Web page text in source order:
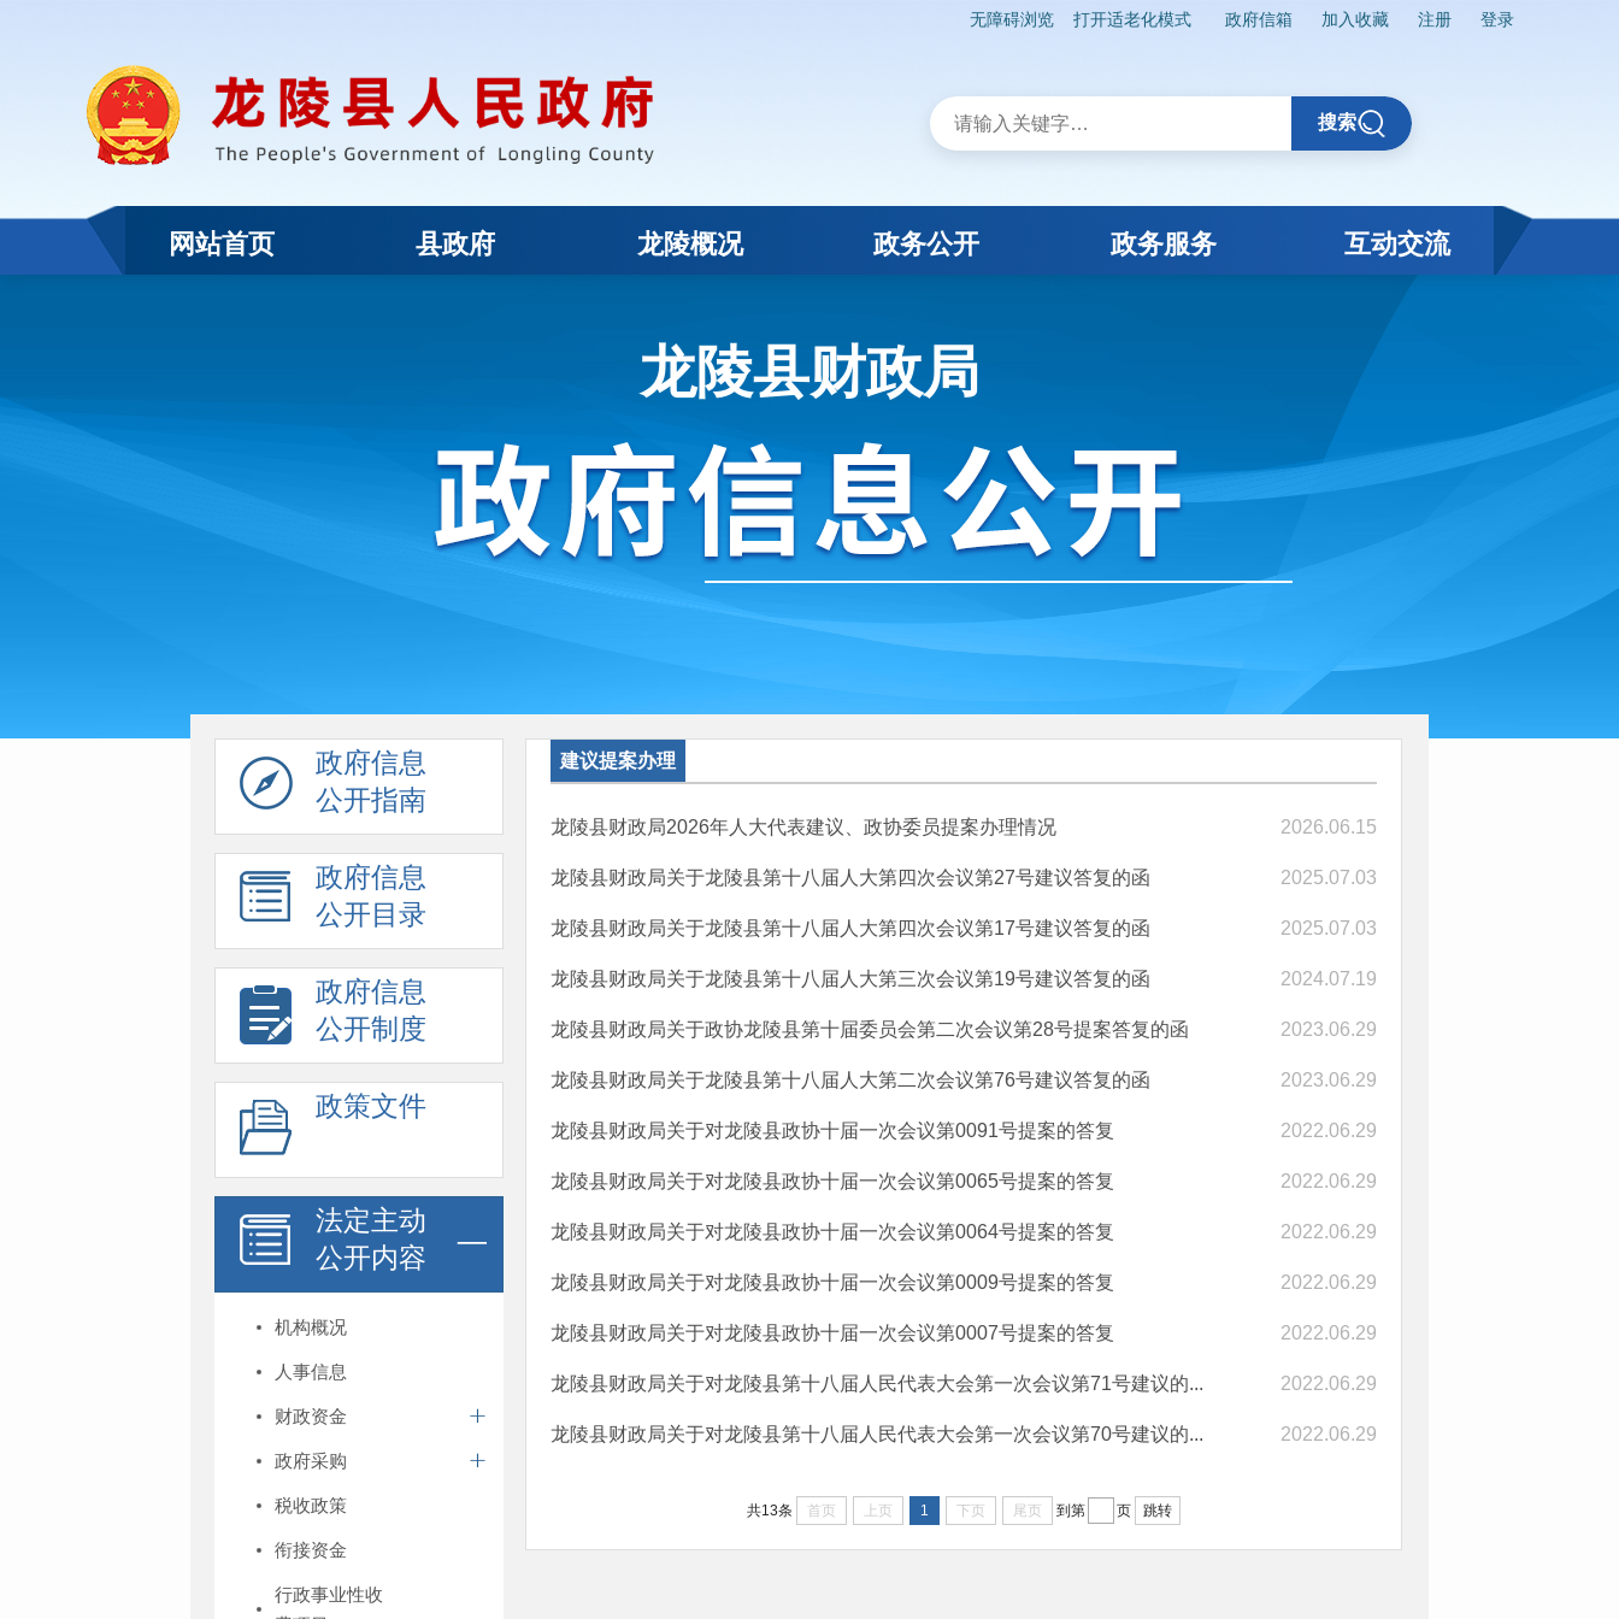
无障碍浏览 打开适老化模式 政府信箱 加入收藏 注册 登录
搜索
网站首页 县政府 龙陵概况 政务公开 政务服务 互动交流
龙陵县财政局
政府信息
公开指南
政府信息
公开目录
政府信息
公开制度
政策文件
法定主动
公开内容
机构概况
人事信息
财政资金
政府采购
税收政策
衔接资金
行政事业性收
建议提案办理
龙陵县财政局2026年人大代表建议、政协委员提案办理情况 2026.06.15
龙陵县财政局关于龙陵县第十八届人大第四次会议第27号建议答复的函 2025.07.03
龙陵县财政局关于龙陵县第十八届人大第四次会议第17号建议答复的函 2025.07.03
龙陵县财政局关于龙陵县第十八届人大第三次会议第19号建议答复的函 2024.07.19
龙陵县财政局关于政协龙陵县第十届委员会第二次会议第28号提案答复的函 2023.06.29
龙陵县财政局关于龙陵县第十八届人大第二次会议第76号建议答复的函 2023.06.29
龙陵县财政局关于对龙陵县政协十届一次会议第0091号提案的答复 2022.06.29
龙陵县财政局关于对龙陵县政协十届一次会议第0065号提案的答复 2022.06.29
龙陵县财政局关于对龙陵县政协十届一次会议第0064号提案的答复 2022.06.29
龙陵县财政局关于对龙陵县政协十届一次会议第0009号提案的答复 2022.06.29
龙陵县财政局关于对龙陵县政协十届一次会议第0007号提案的答复 2022.06.29
龙陵县财政局关于对龙陵县第十八届人民代表大会第一次会议第71号建议的... 2022.06.29
龙陵县财政局关于对龙陵县第十八届人民代表大会第一次会议第70号建议的... 2022.06.29
共13条 首页 上页 1 下页 尾页 到第 页 跳转